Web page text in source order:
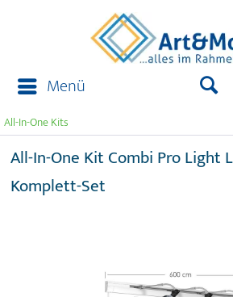
Menü
All-In-One Kits
All-In-One Kit Combi Pro Light
Komplett-Set